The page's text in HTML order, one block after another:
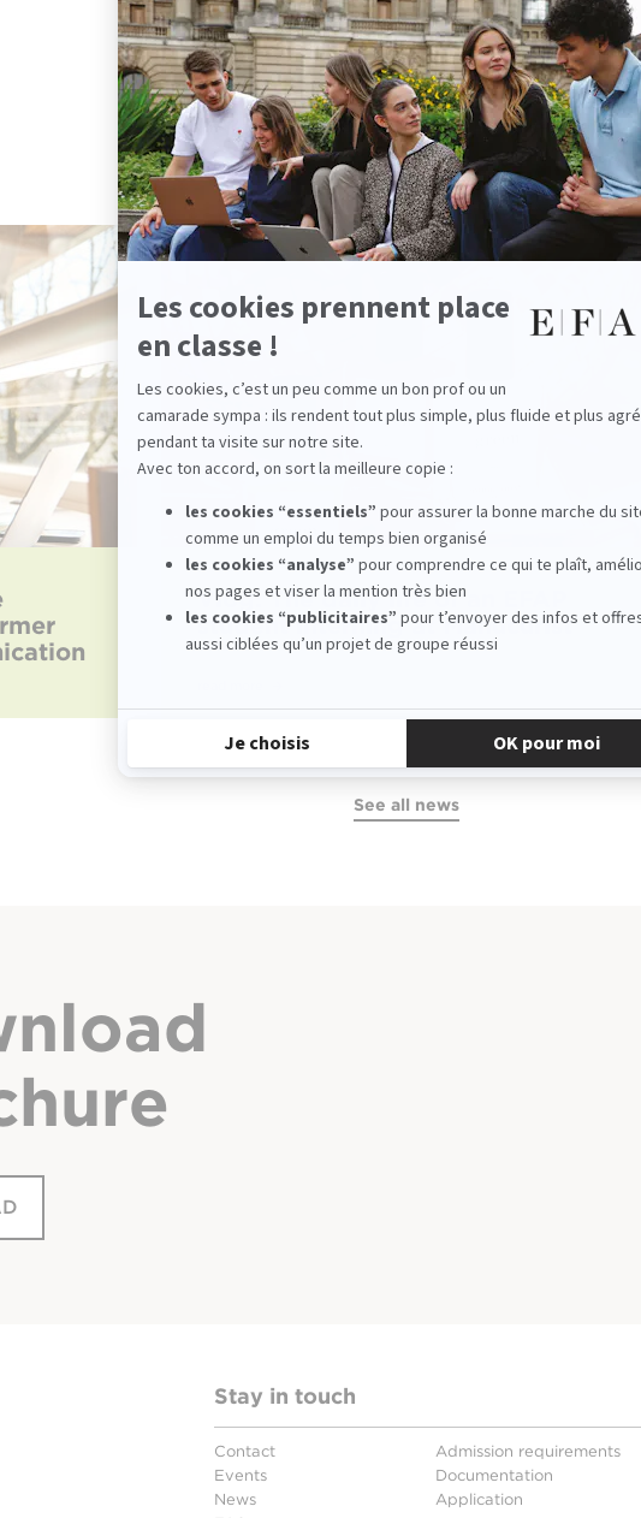
See other news
Vlog: The daily life of an EFAP
student interning at Manucurist
See all news
Stay in touch
Contact
Events
News
Admission requirements
Documentation
Application